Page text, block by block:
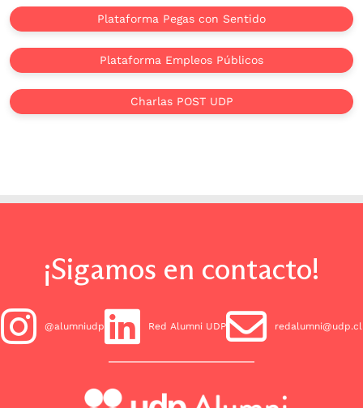
Plataforma Pegas con Sentido
Plataforma Empleos Públicos
Charlas POST UDP
¡Sigamos en contacto!
@alumniudp Red Alumni UDP redalumni@udp.cl